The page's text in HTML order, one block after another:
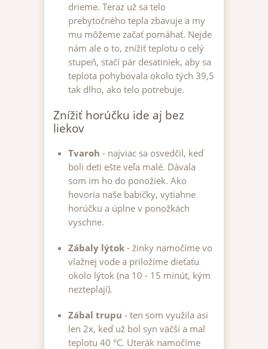
drieme. Teraz už sa telo
prebytočného tepla zbavuje a my
mu môžeme začať pomáhať. Nejde
nám ale o to, znížiť teplotu o celý
stupeň, stačí pár desatiniek, aby sa
teplota pohybovala okolo tých 39,5
tak dlho, ako telo potrebuje.
Znížiť horúčku ide aj bez
liekov
Tvaroh - najviac sa osvedčil, keď
boli deti ešte veľa malé. Dávala
som im ho do ponožiek. Ako
hovoria naše babičky, vytiahne
horúčku a úplne v ponožkách
vyschne.
Zábaly lýtok - žinky namočíme vo
vlažnej vode a priložíme dieťaťu
okolo lýtok (na 10 - 15 minút, kým
nezteplají).
Zábal trupu - ten som využila asi
len 2x, keď už bol syn väčší a mal
teplotu 40 °C. Uterák namočíme